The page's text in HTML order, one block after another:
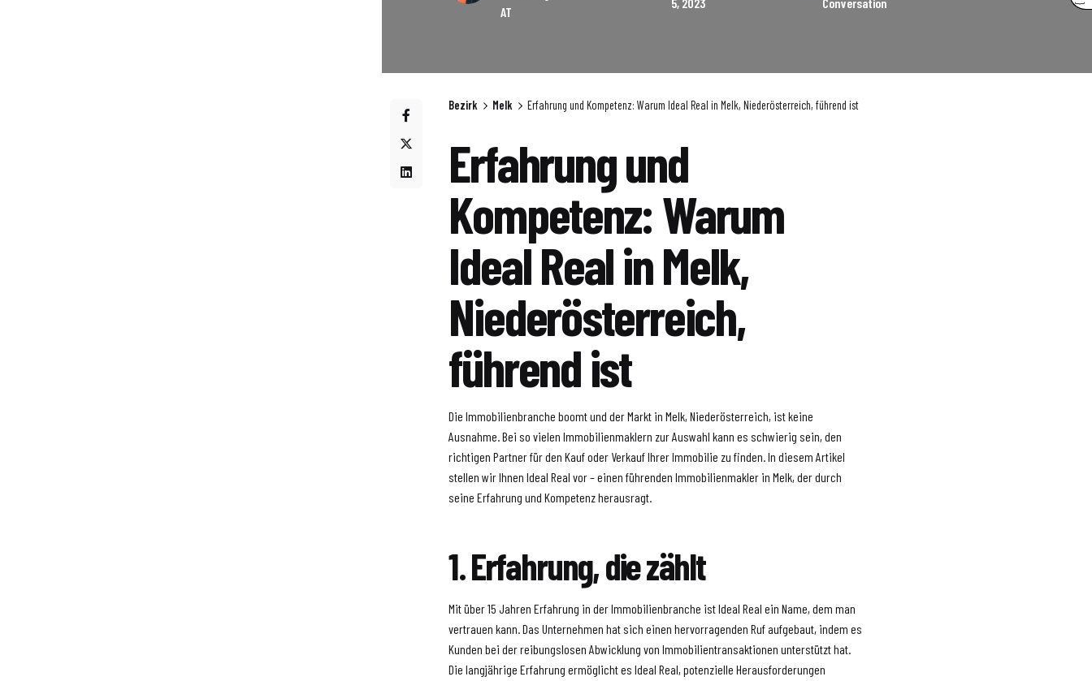
AT
Bezirk Melk Erfahrung und Kompetenz: Warum Ideal Real in Melk, Niederösterreich, führend ist
Erfahrung und
Kompetenz: Warum
Ideal Real in Melk,
Niederösterreich,
führend ist
Die Immobilienbranche boomt und der Markt in Melk, Niederösterreich, ist keine
Ausnahme. Bei so vielen Immobilienmaklern zur Auswahl kann es schwierig sein, den
richtigen Partner für den Kauf oder Verkauf Ihrer Immobilie zu finden. In diesem Artikel
stellen wir Ihnen Ideal Real vor – einen führenden Immobilienmakler in Melk, der durch
seine Erfahrung und Kompetenz herausragt.
1. Erfahrung, die zählt
Mit über 15 Jahren Erfahrung in der Immobilienbranche ist Ideal Real ein Name, dem man
vertrauen kann. Das Unternehmen hat sich einen hervorragenden Ruf aufgebaut, indem es
Kunden bei der reibungslosen Abwicklung von Immobilientransaktionen unterstützt hat.
Die langjährige Erfahrung ermöglicht es Ideal Real, potenzielle Herausforderungen